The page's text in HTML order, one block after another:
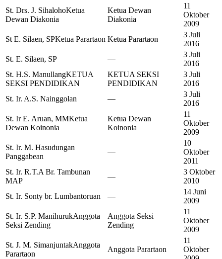
St. Drs. J. SihalohoKetua
Dewan Diakonia
Ketua Dewan
Diakonia
11
Oktober
2009
St E. Silaen, SPKetua Parartaon Ketua Parartaon
3 Juli
2016
St. E. Silaen, SP
—
3 Juli
2016
St. H.S. ManullangKETUA
SEKSI PENDIDIKAN
KETUA SEKSI
PENDIDIKAN
3 Juli
2016
St. Ir. A.S. Nainggolan
—
3 Juli
2016
St. Ir E. Aruan, MMKetua
Dewan Koinonia
Ketua Dewan
Koinonia
11
Oktober
2009
St. Ir. M. Hasudungan
Panggabean
—
10
Oktober
2011
St. Ir. R.T.A Br. Tambunan
MAP
—
3 Oktober
2010
St. Ir. Sonty br. Lumbantoruan
—
14 Juni
2009
St. Ir. S.P. ManihurukAnggota
Seksi Zending
Anggota Seksi
Zending
11
Oktober
2009
St. J. M. SimanjuntakAnggota
Parartaon
Anggota Parartaon
11
Oktober